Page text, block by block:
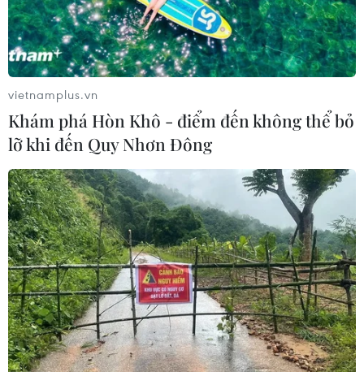
TIN CÙNG CHUYÊN MỤC
Liên hợp quốc kêu gọi chấm dứt tấn
vietnamplus.vn
Khám phá Hòn Khô - điểm đến không thể bỏ
lỡ khi đến Quy Nhơn Đông